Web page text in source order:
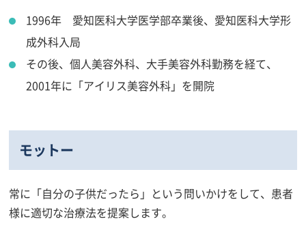
1996年 愛知医科大学医学部卒業後、愛知医科大学形
成外科入局
その後、個人美容外科、大手美容外科勤務を経て、
2001年に「アイリス美容外科」を開院
モットー
常に「自分の子供だったら」という問いかけをして、患者
様に適切な治療法を提案します。